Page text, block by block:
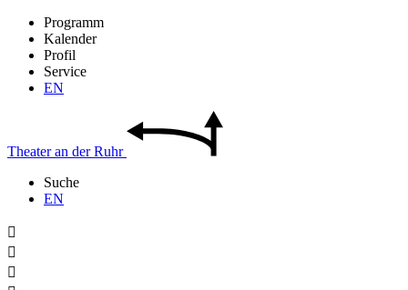
Programm
Kalender
Profil
Service
EN
Theateran derRuhr
Suche
EN


